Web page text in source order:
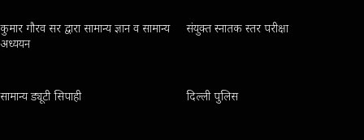
कुमार गौरव सर द्वारा सामान्य ज्ञान व सामान्य
अध्ययन
संयुक्त स्नातक स्तर परीक्षा
सामान्य ड्यूटी सिपाही दिल्ली पुलिस